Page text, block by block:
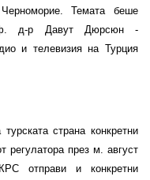
Темата беше
д-р Давут Дюрсюн -
и телевизия на Турция
страна конкретни
регулатора през м. август
отправи и конкретни